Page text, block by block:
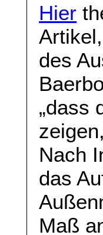
Hier
des
„dass
Nach
das
Maß